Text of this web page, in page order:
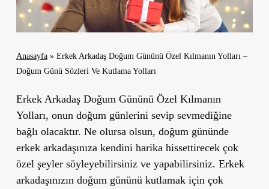
Anasayfa» Erkek Arkadaş Doğum Gününü Özel Kılmanın Yolları –
Doğum Günü Sözleri Ve Kutlama Yolları
Erkek Arkadaş Doğum Gününü Özel Kılmanın
Yolları, onun doğum günlerini sevip sevmediğine
bağlı olacaktır. Ne olursa olsun, doğum gününde
erkek arkadaşınıza kendini harika hissettirecek çok
özel şeyler söyleyebilirsiniz ve yapabilirsiniz. Erkek
arkadaşınızın doğum gününü kutlamak için çok